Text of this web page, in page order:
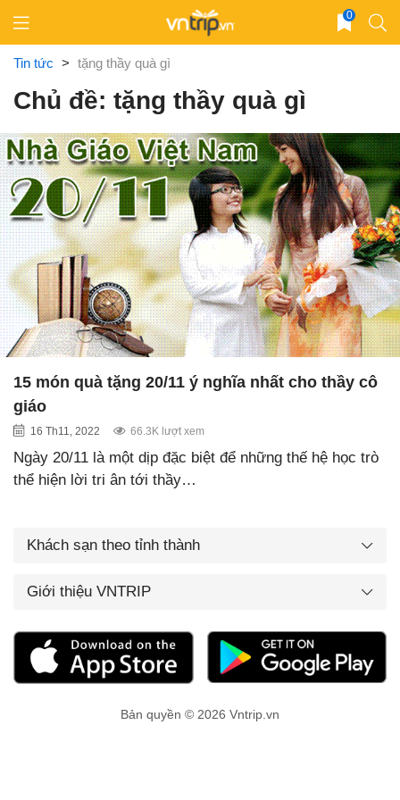
content
0
Tin tức > tặng thầy quà gì
Chủ đề: tặng thầy quà gì
15 món quà tặng 20/11 ý nghĩa nhất cho thầy cô
giáo
16 Th11, 2022 66.3K lượt xem
Ngày 20/11 là một dịp đặc biệt để những thế hệ học trò
thể hiện lời tri ân tới thầy…
Khách sạn theo tỉnh thành
Giới thiệu VNTRIP
Bản quyền © 2026 Vntrip.vn